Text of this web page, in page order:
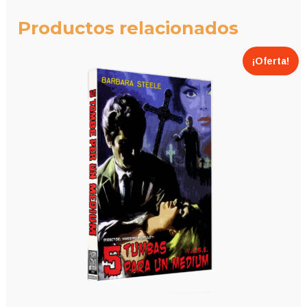
Productos relacionados
¡Oferta!